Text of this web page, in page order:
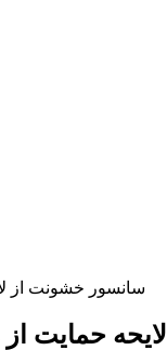
سانسور خشونت از
حمايت